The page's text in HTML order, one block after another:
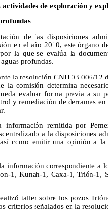
actividades de exploración y
de las disposiciones
en el año 2010, este órgano
la que se evalúa la
profundas.
la resolución CNH.03.006/12
la comisión determina
evaluar forma previa a su
y remediación de derrames
remitida por
a la disposiciones
como emitir una opinión a la
información correspondiente a
1, Kunah-1, Caxa-1, Trión-1,
taller sobre los pozos
criterios señalados en la